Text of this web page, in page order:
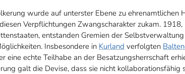
wurde auf unterster Ebene zu
Verpflichtungen Zwangscharakter zukam.
entstanden Gremien der
Insbesondere in Kurland verfolgten
eine echte Teilhabe an der Besatzungsherrschaft
galt die Devise, dass sie nicht kollaborationsfähig